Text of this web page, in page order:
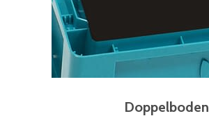
Doppelboden